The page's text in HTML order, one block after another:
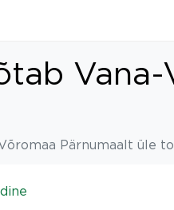
Pärnumaalt üle